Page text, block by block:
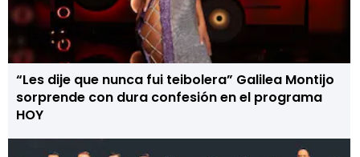
“Les dije que nunca fui teibolera” Galilea Montijo
sorprende con dura confesión en el programa
HOY